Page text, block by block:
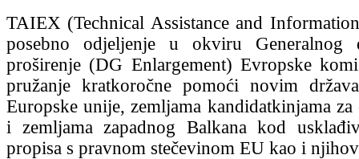
TAIEX (Technical Assistance and
posebno odjeljenje u okviru Generalnog
proširenje (DG Enlargement) Evropske
pružanje kratkoročne pomoći novim
Europske unije, zemljama kandidatkinjama
i zemljama zapadnog Balkana kod
propisa s pravnom stečevinom EU kao i